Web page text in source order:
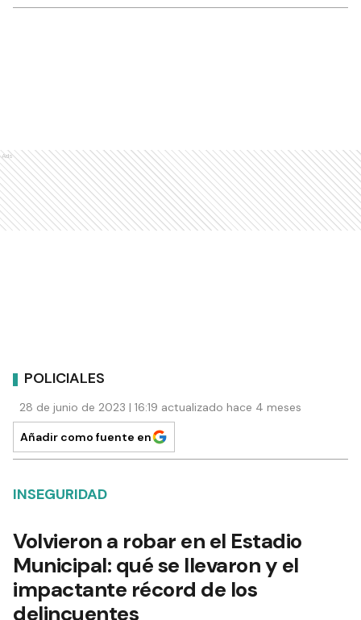
Ads
POLICIALES
28 de junio de 2023 | 16:19 actualizado hace 4 meses
Añadir como fuente en
INSEGURIDAD
Volvieron a robar en el Estadio
Municipal: qué se llevaron y el
impactante récord de los
delincuentes